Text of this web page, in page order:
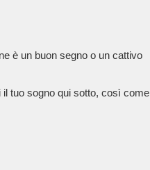
è un buon segno o un cattivo
tuo sogno qui sotto, così come